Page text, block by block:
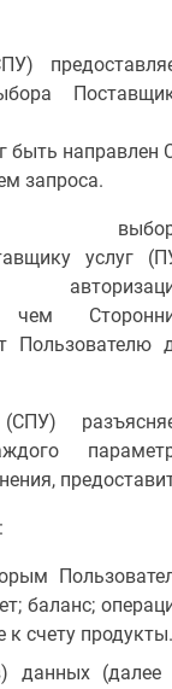
быть
запроса.
услуг
чем
Пользователю
баланс;
к счету продукты.
данных